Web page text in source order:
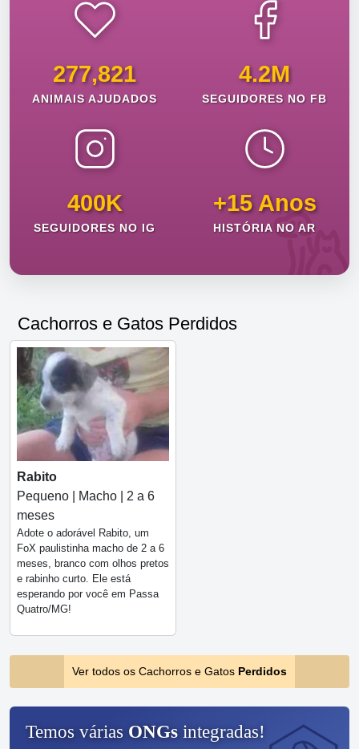
277,821
ANIMAIS AJUDADOS
4.2M
SEGUIDORES NO FB
400K
SEGUIDORES NO IG
+15 Anos
HISTÓRIA NO AR
Cachorros e Gatos Perdidos
Rabito
Pequeno | Macho | 2 a 6
meses
Adote o adorável Rabito, um
FoX paulistinha macho de 2 a 6
meses, branco com olhos pretos
e rabinho curto. Ele está
esperando por você em Passa
Quatro/MG!
Ver todos os Cachorros e Gatos Perdidos
Temos várias ONGs integradas!